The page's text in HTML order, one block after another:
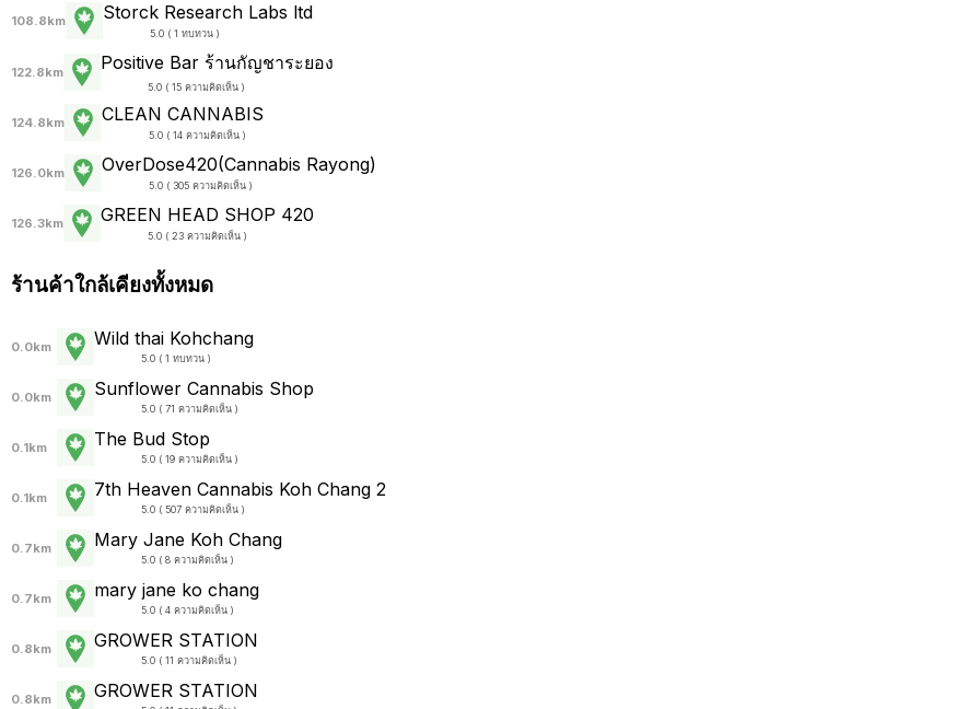
108.8km Storck Research Labs ltd
5.0 ( 1 ทบทวน )
122.8km Positive Bar ร้านกัญชาระยอง
5.0 ( 15 ความคิดเห็น )
124.8km CLEAN CANNABIS
5.0 ( 14 ความคิดเห็น )
126.0km OverDose420(Cannabis Rayong)
5.0 ( 305 ความคิดเห็น )
126.3km GREEN HEAD SHOP 420
5.0 ( 23 ความคิดเห็น )
ร้านค้าใกล้เคียงทั้งหมด
0.0km Wild thai Kohchang
5.0 ( 1 ทบทวน )
0.0km Sunflower Cannabis Shop
5.0 ( 71 ความคิดเห็น )
0.1km The Bud Stop
5.0 ( 19 ความคิดเห็น )
0.1km 7th Heaven Cannabis Koh Chang 2
5.0 ( 507 ความคิดเห็น )
0.7km Mary Jane Koh Chang
5.0 ( 8 ความคิดเห็น )
0.7km mary jane ko chang
5.0 ( 4 ความคิดเห็น )
0.8km GROWER STATION
5.0 ( 11 ความคิดเห็น )
0.8km GROWER STATION